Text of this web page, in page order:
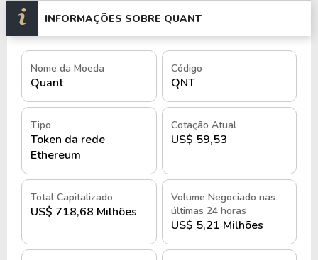
INFORMAÇÕES SOBRE QUANT
Nome da Moeda
Quant
Código
QNT
Tipo
Token da rede
Ethereum
Cotação Atual
US$ 59,53
Total Capitalizado
US$ 718,68 Milhões
Volume Negociado nas
últimas 24 horas
US$ 5,21 Milhões